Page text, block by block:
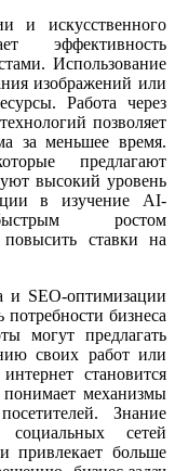
и искусственного
эффективность
Использование
изображений или
Работа через
позволяет
за меньшее время.
предлагают
высокий уровень
в изучение AI-
ростом
ставки на
и SEO-оптимизации
бизнеса
могут предлагать
своих работ или
становится
механизмы
Знание
сетей
привлекает больше